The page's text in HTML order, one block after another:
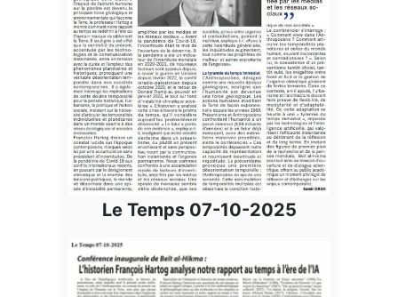
Le Temps 07-10-2025